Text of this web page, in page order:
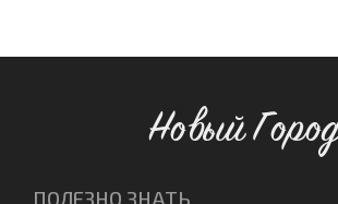
Новый
ПОЛЕЗНО ЗНАТЬ